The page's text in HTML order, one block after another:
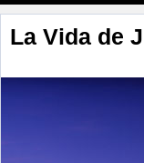
La Vida de